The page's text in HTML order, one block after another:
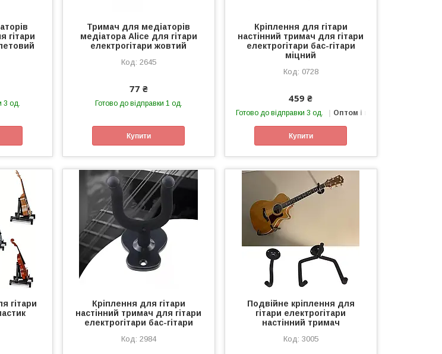
гітари
3 од.
Тримач для медіаторів
медіатора Alice для гітари
електрогітари жовтий
2645
77 ₴
Готово до відправки 1 од.
Купити
Кріплення для гітари
настінний тримач для гітари
електрогітари бас-гітари
міцний
0728
459 ₴
Готово до відправки 3 од. Оптом і в роздріб
Купити
гітари
Кріплення для гітари
настінний тримач для гітари
електрогітари бас-гітари
2984
Подвійне кріплення для
гітари електрогітари
настінний тримач
3005